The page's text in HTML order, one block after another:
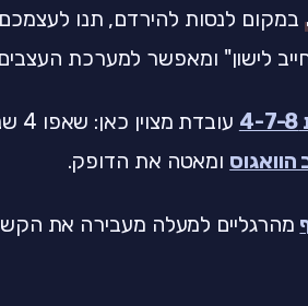
במקום לנסות להירדם, תנו
לישון" ומאפשר למערכת
הוואגוס ומאטה את הדופק.
מהרגליים למעלה מעבירה את